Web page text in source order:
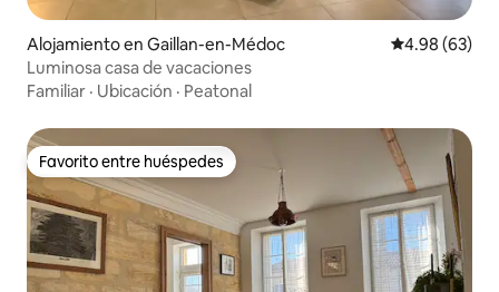
Alojamiento en Gaillan-en-Médoc Calificación
4.98 (63)
Luminosa casa de vacaciones
Familiar · Ubicación · Peatonal
Favorito entre huéspedes
Favorito entre huéspedes